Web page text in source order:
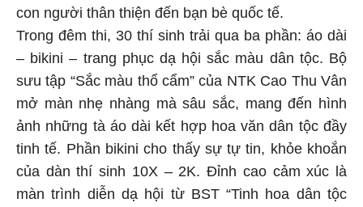
con người thân thiện đến bạn bè quốc tế.
Trong đêm thi, 30 thí sinh trải qua ba phần: áo dài
– bikini – trang phục dạ hội sắc màu dân tộc. Bộ
sưu tập “Sắc màu thổ cẩm” của NTK Cao Thu Vân
mở màn nhẹ nhàng mà sâu sắc, mang đến hình
ảnh những tà áo dài kết hợp hoa văn dân tộc đầy
tinh tế. Phần bikini cho thấy sự tự tin, khỏe khoắn
của dàn thí sinh 10X – 2K. Đỉnh cao cảm xúc là
màn trình diễn dạ hội từ BST “Tinh hoa dân tộc